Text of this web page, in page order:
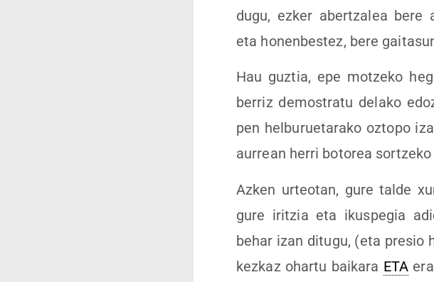
dugu, ezker aber­tza­lea bere
eta honen­bes­tez, bere
Hau guz­tia, epe motze­ko
berriz demos­tra­tu dela­ko
pen hel­bu­rue­ta­ra­ko ozto­po
aurrean herri boto­rea
Azken urteo­tan, gure tal­de
gure iritzia eta ikus­pe­gia
behar izan ditu­gu, (eta pre­sio
kez­kaz ohar­tu bai­ka­ra ETA